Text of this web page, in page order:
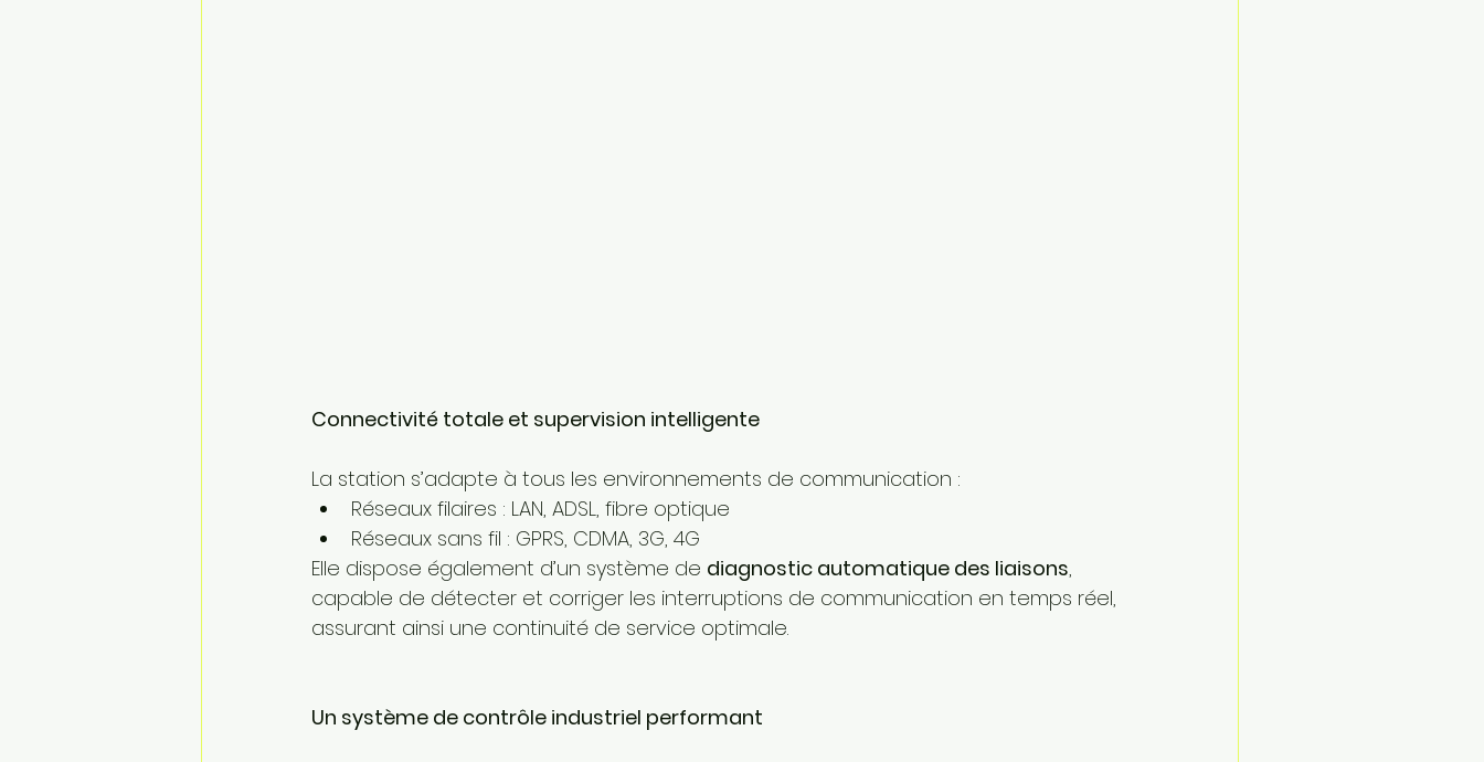
Connectivité totale et supervision intelligente
La station s’adapte à tous les environnements de communication :
Réseaux filaires : LAN, ADSL, fibre optique
Réseaux sans fil : GPRS, CDMA, 3G, 4G
Elle dispose également d’un système de diagnostic automatique des liaisons,
capable de détecter et corriger les interruptions de communication en temps réel,
assurant ainsi une continuité de service optimale.
Un système de contrôle industriel performant